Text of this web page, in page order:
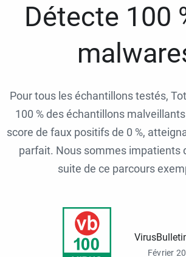
Détecte 100
Pour tous les échantillons testés,
100 % des échantillons
score de faux positifs de 0 %,
parfait. Nous sommes impatients
suite de ce parcours
Février